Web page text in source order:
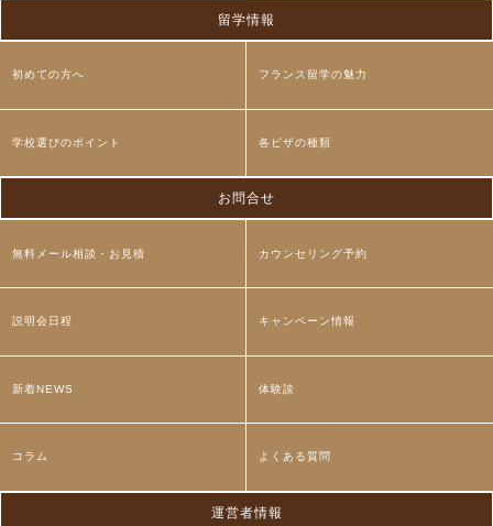
留学情報
初めての方へ フランス留学の魅力
学校選びのポイント 各ビザの種類
お問合せ
無料メール相談・お見積 カウンセリング予約
説明会日程 キャンペーン情報
新着NEWS 体験談
コラム よくある質問
運営者情報